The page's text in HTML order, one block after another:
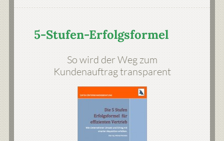
5-Stufen-Erfolgsformel
So wird der Weg zum
Kundenauftrag transparent